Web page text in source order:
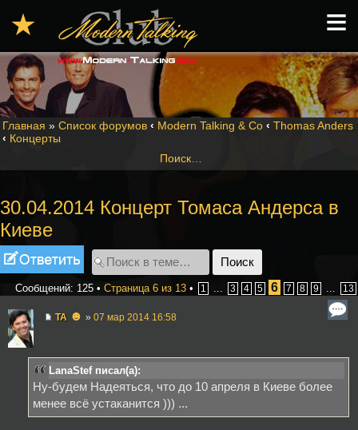
Главная » Список форумов ‹ Modern Talking & Co ‹ Thomas Anders
‹ Концерты
Поиск…
30.04.2014 Концерт Томаса Андерса в
Киеве
Ответить
Сообщений: 125 • Страница 6 из 13 • 1 3 4 5 6 7 8 9 13
TA ☻ » 07 мар 2014 16:58
LanaStef писал(а):
Ну-будем Надеяться, что до 10 апреля в Киеве более
менее всё устаканится ))) ...
★ ≡